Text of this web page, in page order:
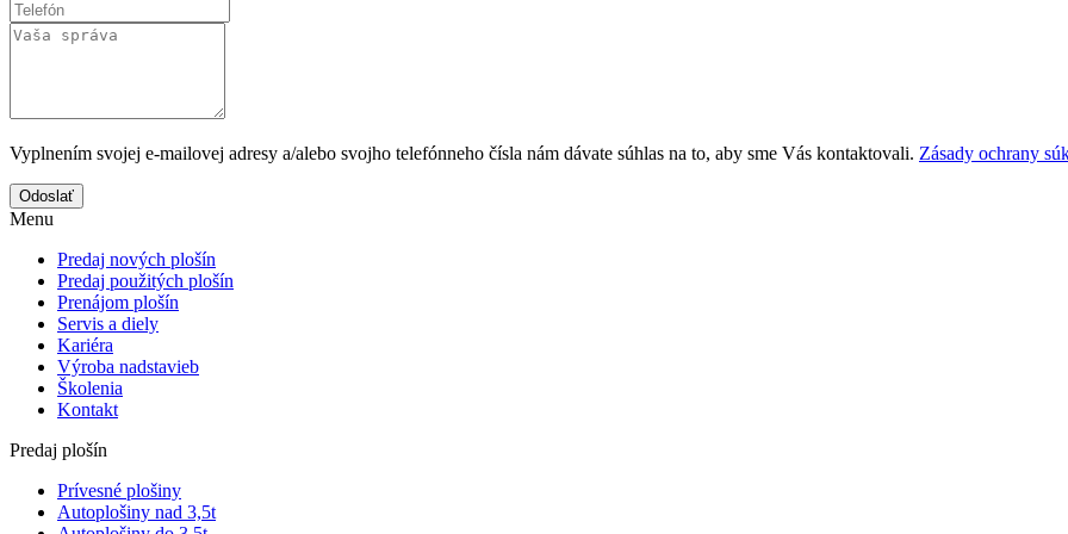
Vyplnením svojej e-mailovej adresy a/alebo svojho telefónneho čísla nám dávate súhlas na to, aby sme Vás kontaktovali. Zásady ochrany
Odoslať
Menu
Predaj nových plošín
Predaj použitých plošín
Prenájom plošín
Servis a diely
Kariéra
Výroba nadstavieb
Školenia
Kontakt
Predaj plošín
Prívesné plošiny
Autoplošiny nad 3,5t